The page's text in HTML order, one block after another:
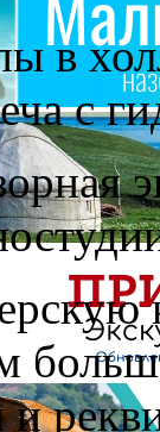
в
с